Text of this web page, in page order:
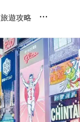
旅遊攻略 ...